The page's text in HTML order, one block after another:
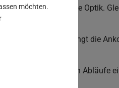
möchten.
sorgt für eine ruhige Optik.
Gefäßen. Zudem bringt die
Dadurch werden Abläufe